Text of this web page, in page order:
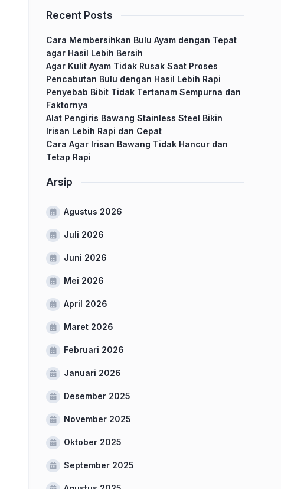
Recent Posts
Cara Membersihkan Bulu Ayam dengan Tepat
agar Hasil Lebih Bersih
Agar Kulit Ayam Tidak Rusak Saat Proses
Pencabutan Bulu dengan Hasil Lebih Rapi
Penyebab Bibit Tidak Tertanam Sempurna dan
Faktornya
Alat Pengiris Bawang Stainless Steel Bikin
Irisan Lebih Rapi dan Cepat
Cara Agar Irisan Bawang Tidak Hancur dan
Tetap Rapi
Arsip
Agustus 2026
Juli 2026
Juni 2026
Mei 2026
April 2026
Maret 2026
Februari 2026
Januari 2026
Desember 2025
November 2025
Oktober 2025
September 2025